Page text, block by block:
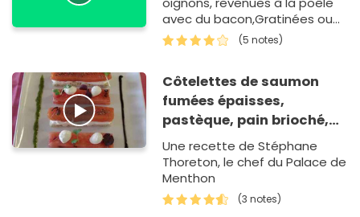
avec du bacon,Gratinées ou
non au four avec de la crème
soja.
(5 notes)
Côtelettes de saumon
fumées épaisses,
pastèque, pain brioché,
mozzarella
Une recette de Stéphane
Thoreton, le chef du Palace de
Menthon
(3 notes)